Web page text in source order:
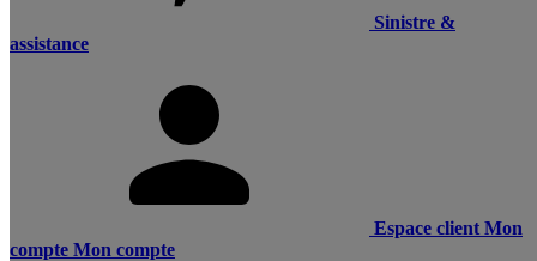
Sinistre &
assistance
Espace client Mon
compte Mon compte